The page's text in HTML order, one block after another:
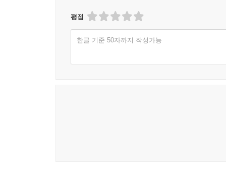
평점
한글 기준 50자까지 작성가능